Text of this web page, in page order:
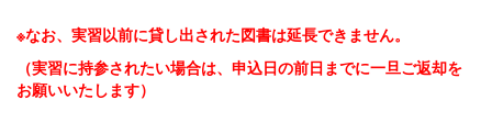
※なお、実習以前に貸し出された図書は延長できません。
（実習に持参されたい場合は、申込日の前日までに一旦ご返却を
お願いいたします）